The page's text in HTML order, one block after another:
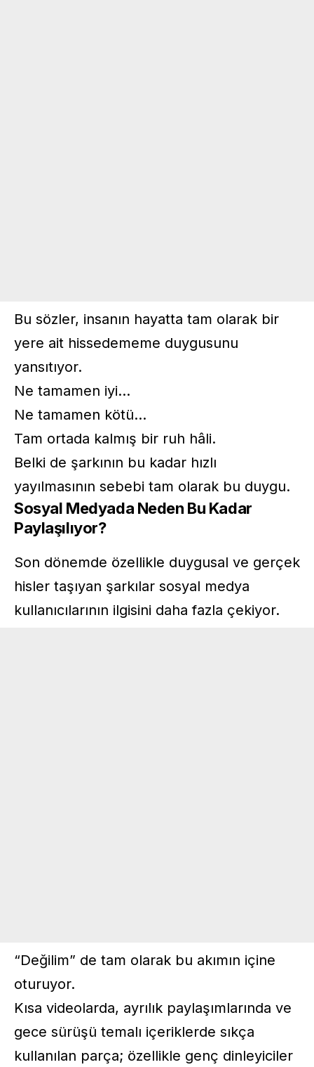
Bu sözler, insanın hayatta tam olarak bir
yere ait hissedememe duygusunu
yansıtıyor.
Ne tamamen iyi…
Ne tamamen kötü…
Tam ortada kalmış bir ruh hâli.
Belki de şarkının bu kadar hızlı
yayılmasının sebebi tam olarak bu duygu.
Sosyal Medyada Neden Bu Kadar
Paylaşılıyor?
Son dönemde özellikle duygusal ve gerçek
hisler taşıyan şarkılar sosyal medya
kullanıcılarının ilgisini daha fazla çekiyor.
“Değilim” de tam olarak bu akımın içine
oturuyor.
Kısa videolarda, ayrılık paylaşımlarında ve
gece sürüşü temalı içeriklerde sıkça
kullanılan parça; özellikle genç dinleyiciler